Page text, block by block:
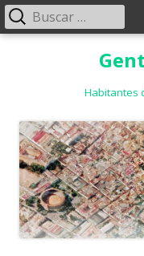
Habitantes
Menú